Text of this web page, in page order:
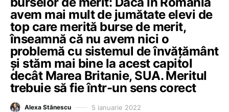
avem mai mult de jumătate elevi de
top care merită burse de merit,
înseamnă că nu avem nici o
problemă cu sistemul de învățământ
și stăm mai bine la acest capitol
decât Marea Britanie, SUA. Meritul
trebuie să fie într-un sens corect
Alexa Stănescu 5 ianuarie 2022